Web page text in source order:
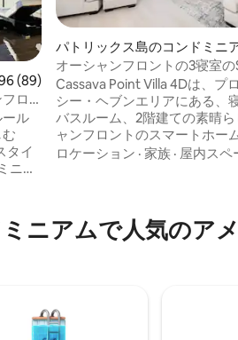
ー89件、5つ星中4.96つ星の平均評価
(89)
ロ
ル
タイ
ニア
整
パー
ョ
の
パトリックス島のコンドミニ
オーシャンフロントの3寝室
– Cassava Point Villa 4D
Cassava Point Villa 4Dは、プ
シー・ヘブンエリアにある、
バスルーム、2階建ての素晴
ャンフロントのスマートホー
で、広大なウォーターフロン
り、高級感のある仕上がりと
される雰囲気が融合しています。
す。
ロケーション · 家族 · 屋内スペ
ニアムで人気のア